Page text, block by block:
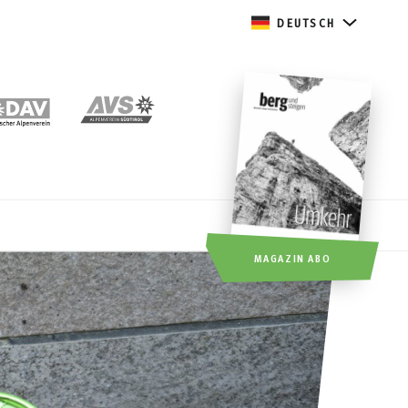
DEUTSCH
MAGAZIN ABO